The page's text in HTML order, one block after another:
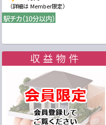
（詳細は Member限定）